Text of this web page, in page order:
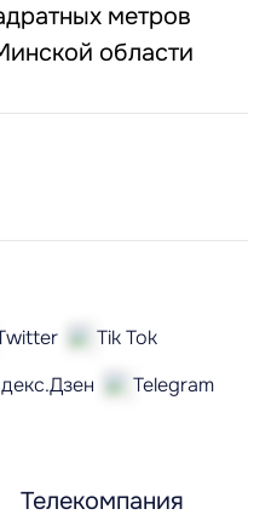
метров
области
Телекомпания
Tik Tok
Telegram